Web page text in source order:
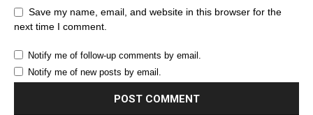
Save my name, email, and website in this browser for the
next time I comment.
Notify me of follow-up comments by email.
Notify me of new posts by email.